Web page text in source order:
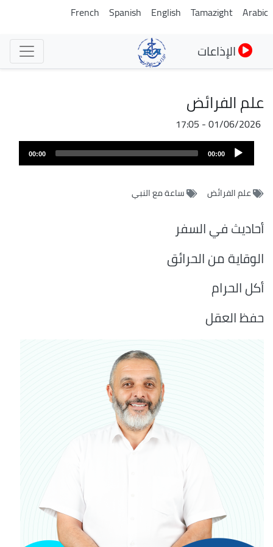
تجاوز
Arabic
Tamazight
English
Spanish
French
الإذاعات
علم الفرائض
01/06/2026 - 17:05
ملف
الصوت
Audio
Player
00:00
00:00
علم الفرائض ساعة مع النبي
أحاديث في السفر
الوقاية من الحرائق
أكل الحرام
حفظ العقل